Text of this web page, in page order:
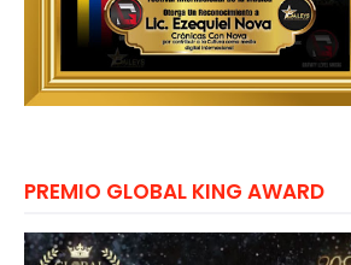
PREMIO GLOBAL KING AWARD